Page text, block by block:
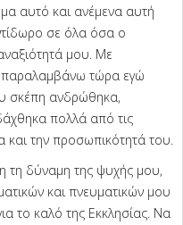
αυτό και ανέμενα αυτή
σε όλα όσα ο
μου. Με
παραλαμβάνω τώρα εγώ
σκέπη ανδρώθηκα,
πολλά από τις
την προσωπικότητά του.
τη δύναμη της ψυχής μου,
και πνευματικών μου
το καλό της Εκκλησίας. Να